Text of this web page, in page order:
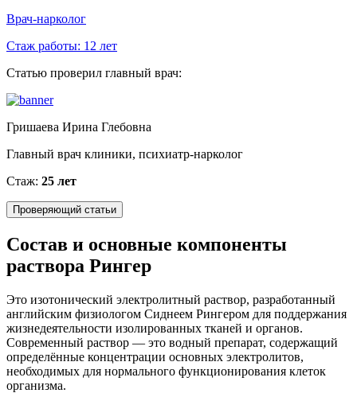
Врач-нарколог
Стаж работы: 12 лет
Статью проверил главный врач:
Гришаева Ирина Глебовна
Главный врач клиники, психиатр-нарколог
Стаж: 25 лет
Проверяющий статьи
Состав и основные компоненты
раствора Рингер
Это изотонический электролитный раствор, разработанный
английским физиологом Сиднеем Рингером для поддержания
жизнедеятельности изолированных тканей и органов.
Современный раствор — это водный препарат, содержащий
определённые концентрации основных электролитов,
необходимых для нормального функционирования клеток
организма.